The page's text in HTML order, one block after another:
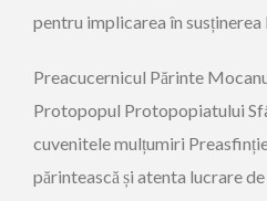
pentru implicarea în
Preacucernicul Părinte
Protopopul Protopopiatului
cuvenitele mulțumiri
părintească și atenta lucrare de